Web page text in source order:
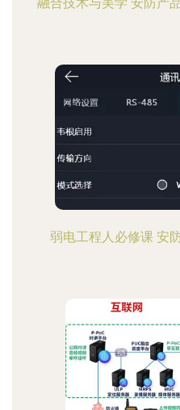
弱电工程人必修课 安